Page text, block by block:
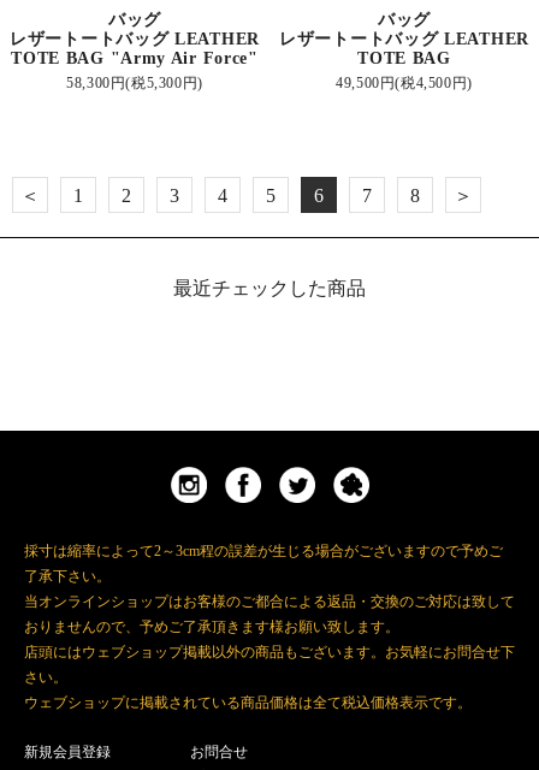
バッグ
レザートートバッグ LEATHER
TOTE BAG "Army Air Force"
58,300円(税5,300円)
バッグ
レザートートバッグ LEATHER
TOTE BAG
49,500円(税4,500円)
＜ 1 2 3 4 5 6 7 8 ＞
最近チェックした商品
採寸は縮率によって2～3cm程の誤差が生じる場合がございますので予めご
了承下さい。
当オンラインショップはお客様のご都合による返品・交換のご対応は致して
おりませんので、予めご了承頂きます様お願い致します。
店頭にはウェブショップ掲載以外の商品もございます。お気軽にお問合せ下
さい。
ウェブショップに掲載されている商品価格は全て税込価格表示です。
新規会員登録
お問合せ